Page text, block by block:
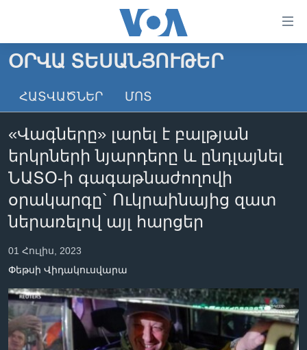
անցնել
հիմնական
անցնել
բովանդակությանը
հիմնական
բովանդակություն
ԳԼԽԱՎՈՐ ԷՋ
ԼՈՒՐԵՐ
ՏԵՍԱՆՅՈՒԹԵՐ
ՖԻԼՄԵՐ
ՖԻԼՄԵՐ
IN ENGLISH
ՄԵՐ ՄԱՍԻՆ
ՄԵՐ ՄԱՍԻՆ
«ԱՄԵՐԻԿԱՅԻ ՁԱՅՆ»-Ի ԿԱՆՈՆԱԴՐՈՒԹՅՈՒՆ
ԿԱՊ ՄԵԶ ՀԵՏ
ՈՒԿՐԱԻՆԱԿԱՆ ՊԱՏԵՐԱԶՄ
Learning English
ՀԵՏԵՒԵՔ ՄԵԶ
ՕՐՎԱ ՏԵՍԱՆՅՈՒԹԵՐ
ՀԱՏՎԱԾՆԵՐ ՄՈՏ
«Վագները» լարել է բալթյան
երկրների նյարդերը և ընդլայնել
ՆԱՏՕ-ի գագաթնաժողովի
օրակարգը` Ուկրաինայից զատ
ներառելով այլ հարցեր
01 Հուլիս, 2023
Փեթսի Վիդակուսվարա